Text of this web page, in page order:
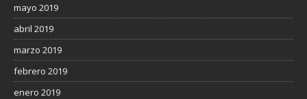
mayo 2019
abril 2019
marzo 2019
febrero 2019
enero 2019